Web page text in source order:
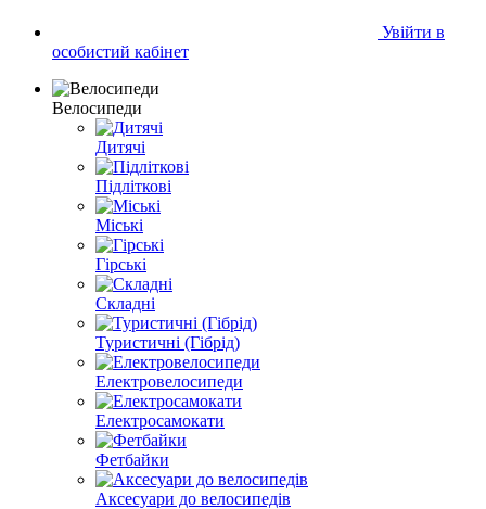
Увійти в
особистий кабінет
Велосипеди
Дитячі
Підліткові
Міські
Гірські
Складні
Туристичні (Гібрід)
Електровелосипеди
Електросамокати
Фетбайки
Аксесуари до велосипедів